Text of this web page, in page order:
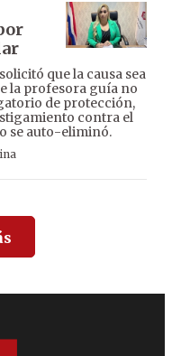
que la causa sea
la profesora guía no
de protección,
contra el
se auto-eliminó.